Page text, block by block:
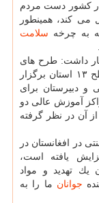
اعتیاد در كشور دست مردم
را دنبال می كند، همینطور
سلامت
داشت: طرح های
را سال قبل در سطح ۱۳ استان برگزار
و دبیرستان برای
آموزش عالی دو
آن در نظر گرفته
در افغانستان در
۹۰ درصد افزایش یافته است،
یك تهدید و مواد
جوانان ما را به